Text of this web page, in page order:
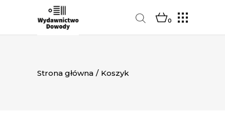
0
Strona główna / Koszyk